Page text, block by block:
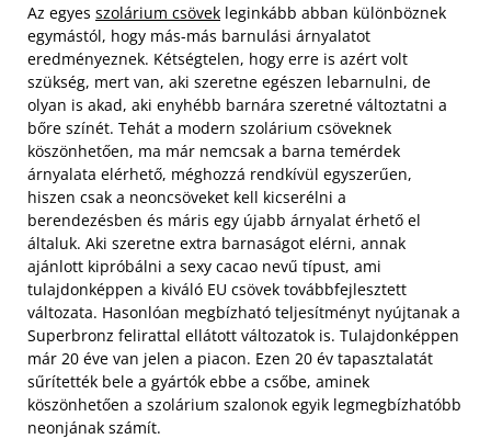
Az egyes szolárium csövek leginkább abban különböznek
egymástól, hogy más-más barnulási árnyalatot
eredményeznek. Kétségtelen, hogy erre is azért volt
szükség, mert van, aki szeretne egészen lebarnulni, de
olyan is akad, aki enyhébb barnára szeretné változtatni a
bőre színét. Tehát a modern szolárium csöveknek
köszönhetően, ma már nemcsak a barna temérdek
árnyalata elérhető, méghozzá rendkívül egyszerűen,
hiszen csak a neoncsöveket kell kicserélni a
berendezésben és máris egy újabb árnyalat érhető el
általuk. Aki szeretne extra barnaságot elérni, annak
ajánlott kipróbálni a sexy cacao nevű típust, ami
tulajdonképpen a kiváló EU csövek továbbfejlesztett
változata. Hasonlóan megbízható teljesítményt nyújtanak a
Superbronz felirattal ellátott változatok is. Tulajdonképpen
már 20 éve van jelen a piacon. Ezen 20 év tapasztalatát
sűrítették bele a gyártók ebbe a csőbe, aminek
köszönhetően a szolárium szalonok egyik legmegbízhatóbb
neonjának számít.